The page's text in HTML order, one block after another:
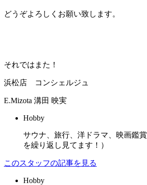
どうぞよろしくお願い致します。
それではまた！
浜松店 コンシェルジュ
E.Mizota 溝田 映実
Hobby
サウナ、旅行、洋ドラマ、映画鑑
を繰り返し見てます！）
このスタッフの記事を見る
Hobby